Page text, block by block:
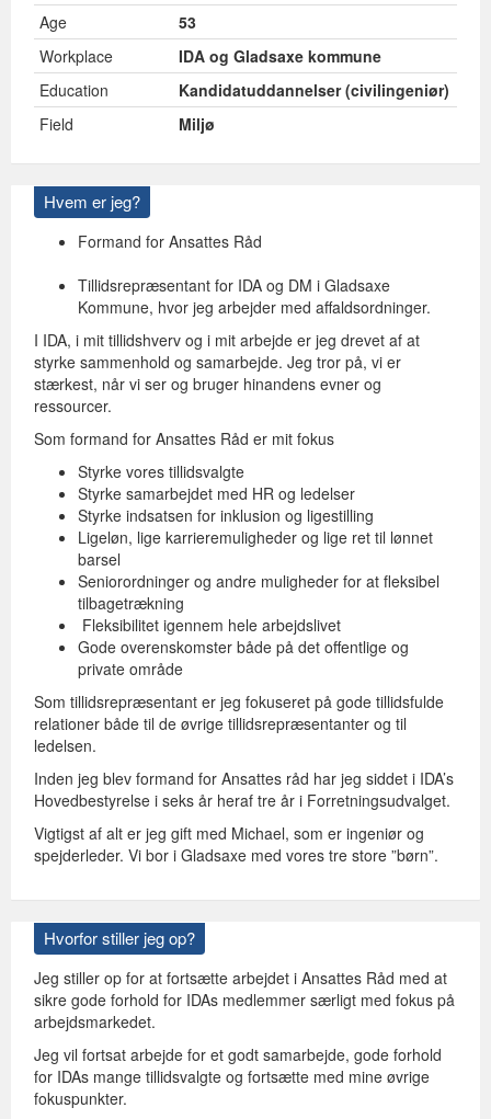
Age
53
Workplace
IDA og Gladsaxe kommune
Education
Kandidatuddannelser (civilingeniør)
Field
Miljø
Hvem er jeg?
Formand for Ansattes Råd
Tillidsrepræsentant for IDA og DM i Gladsaxe
Kommune, hvor jeg arbejder med affaldsordninger.
I IDA, i mit tillidshverv og i mit arbejde er jeg drevet af at
styrke sammenhold og samarbejde. Jeg tror på, vi er
stærkest, når vi ser og bruger hinandens evner og
ressourcer.
Som formand for Ansattes Råd er mit fokus
Styrke vores tillidsvalgte
Styrke samarbejdet med HR og ledelser
Styrke indsatsen for inklusion og ligestilling
Ligeløn, lige karrieremuligheder og lige ret til lønnet
barsel
Seniorordninger og andre muligheder for at fleksibel
tilbagetrækning
Fleksibilitet igennem hele arbejdslivet
Gode overenskomster både på det offentlige og
private område
Som tillidsrepræsentant er jeg fokuseret på gode tillidsfulde
relationer både til de øvrige tillidsrepræsentanter og til
ledelsen.
Inden jeg blev formand for Ansattes råd har jeg siddet i IDA’s
Hovedbestyrelse i seks år heraf tre år i Forretningsudvalget.
Vigtigst af alt er jeg gift med Michael, som er ingeniør og
spejderleder. Vi bor i Gladsaxe med vores tre store ”børn”.
Hvorfor stiller jeg op?
Jeg stiller op for at fortsætte arbejdet i Ansattes Råd med at
sikre gode forhold for IDAs medlemmer særligt med fokus på
arbejdsmarkedet.
Jeg vil fortsat arbejde for et godt samarbejde, gode forhold
for IDAs mange tillidsvalgte og fortsætte med mine øvrige
fokuspunkter.